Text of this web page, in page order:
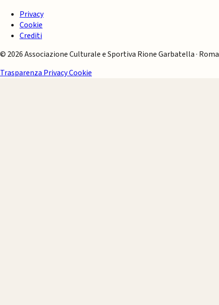
Privacy
Cookie
Crediti
© 2026 Associazione Culturale e Sportiva Rione Garbatella · Roma
Trasparenza PrivacyCookie